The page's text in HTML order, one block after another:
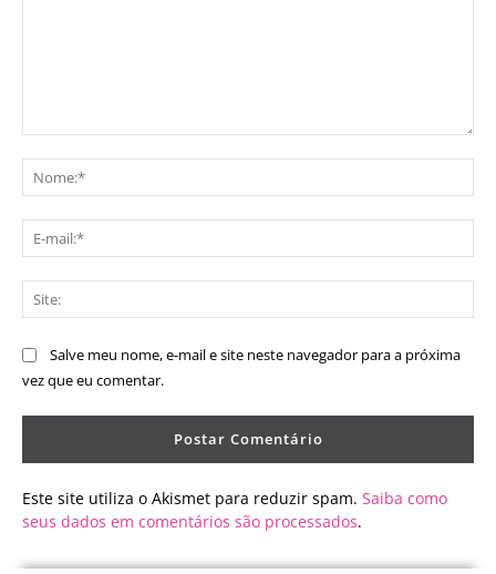
Salve meu nome, e-mail e site neste navegador para a próxima
vez que eu comentar.
Este site utiliza o Akismet para reduzir spam. Saiba como
seus dados em comentários são processados.